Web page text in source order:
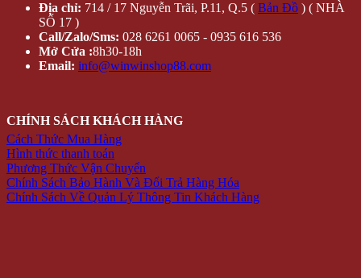
Địa chỉ: 714 / 17 Nguyễn Trãi, P.11, Q.5 ( Bản Đồ ) ( NHÀ
SỐ 17 )
Call/Zalo/Sms: 028 6261 0065 - 0935 616 536
Mở Cửa :8h30-18h
Email: info@winwinshop88.com
CHÍNH SÁCH KHÁCH HÀNG
Cách Thức Mua Hàng
Hình thức thanh toán
Phương Thức Vận Chuyển
Chính Sách Bảo Hành Và Đổi Trả Hàng Hóa
Chính Sách Về Quản Lý Thông Tin Khách Hàng